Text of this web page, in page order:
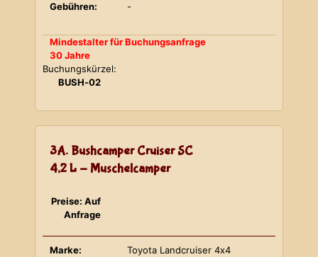
Gebühren:
-
Mindestalter für Buchungsanfrage
30 Jahre
Buchungskürzel:
BUSH-02
3A. Bushcamper Cruiser SC
4,2 L - Muschelcamper
Preise: Auf
Anfrage
Marke:
Toyota Landcruiser 4x4